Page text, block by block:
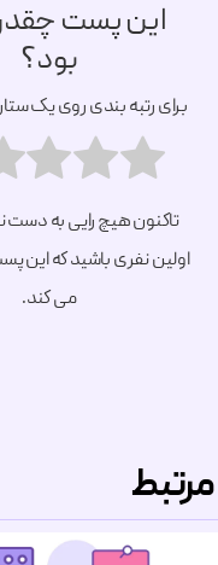
این پست چقدر
بود؟
برای رتبه بندی روی یک ستاره
تاکنون هیچ رایی به دست
اولین نفری باشید که این پست را
می کند.